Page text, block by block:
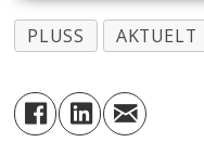
PLUSS AKTUELT